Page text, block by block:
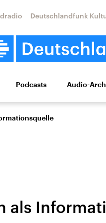
Deutschlandfunk
Wissen Kultur
Nahostkonflikt
Podcasts Audio-
als